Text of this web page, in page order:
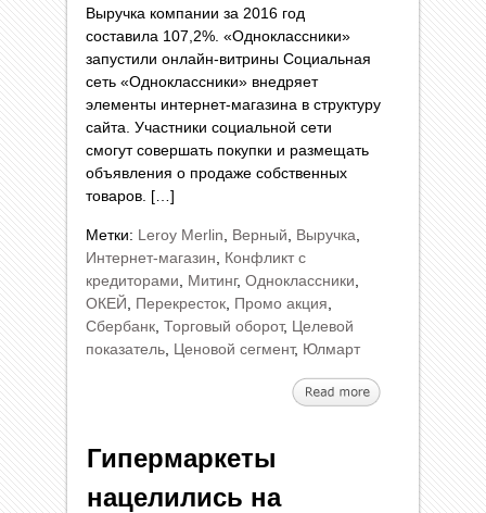
Выручка компании за 2016 год
составила 107,2%. «Одноклассники»
запустили онлайн-витрины Социальная
сеть «Одноклассники» внедряет
элементы интернет-магазина в структуру
сайта. Участники социальной сети
смогут совершать покупки и размещать
объявления о продаже собственных
товаров. […]
Метки: Leroy Merlin Верный Выручка
Интернет-магазин
Конфликт с
кредиторами
Митинг, Одноклассники
ОКЕЙ
Перекресток Промо акция
Сбербанк Торговый оборот, Целевой
показатель Ценовой сегмент, Юлмарт
Гипермаркеты
нацелились на